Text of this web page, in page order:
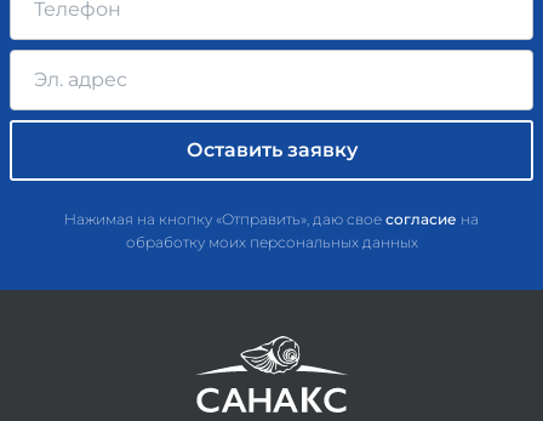
Нажимая на кнопку «Отправить», даю свое согласие на
обработку моих персональных данных